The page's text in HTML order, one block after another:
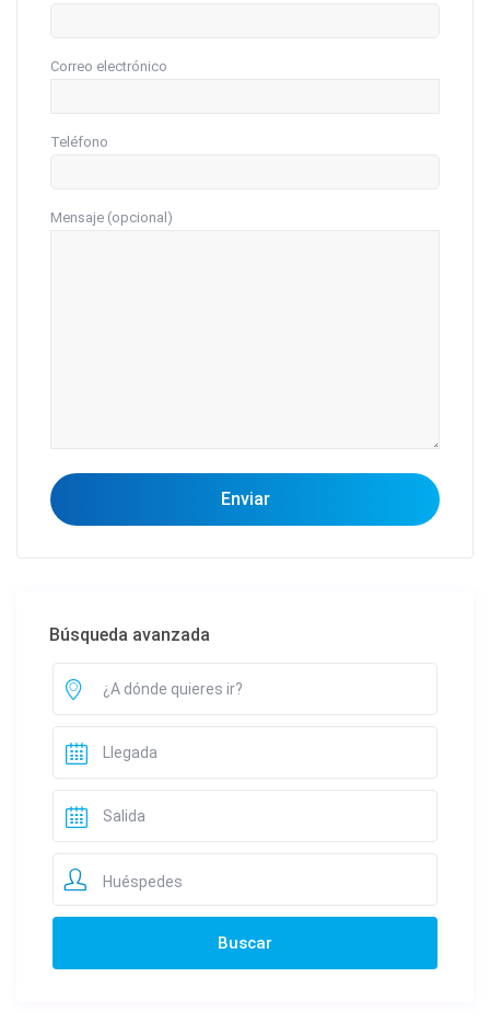
Correo electrónico
Teléfono
Mensaje (opcional)
Búsqueda avanzada
Huéspedes